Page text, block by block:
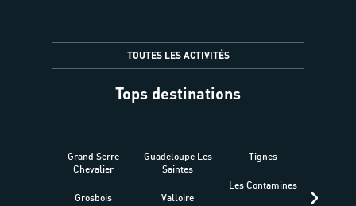
TOUTES LES ACTIVITÉS
Tops destinations
Grand Serre
Chevalier
Grosbois
Guadeloupe Les
Saintes
Valloire
Tignes
Les Contamines